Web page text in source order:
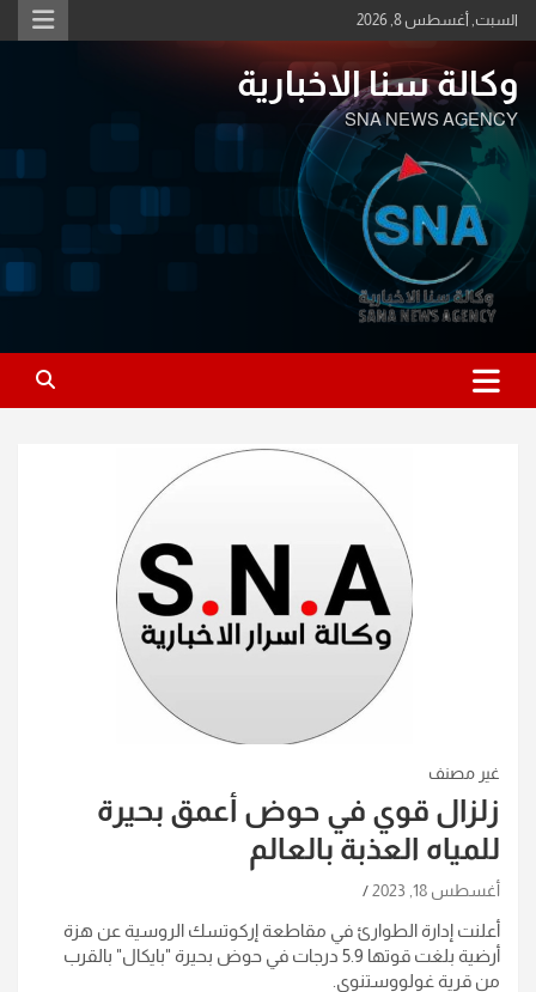
Skip
to
السبت, أغسطس 8, 2026
وكالة سنا الاخبارية
SNA NEWS AGENCY
غير مصنف
زلزال قوي في حوض أعمق بحيرة
للمياه العذبة بالعالم
أغسطس 18, 2023
أعلنت إدارة الطوارئ في مقاطعة إركوتسك الروسية عن هزة
أرضية بلغت قوتها 5.9 درجات في حوض بحيرة "بايكال" بالقرب
من قرية غولووستنوي.